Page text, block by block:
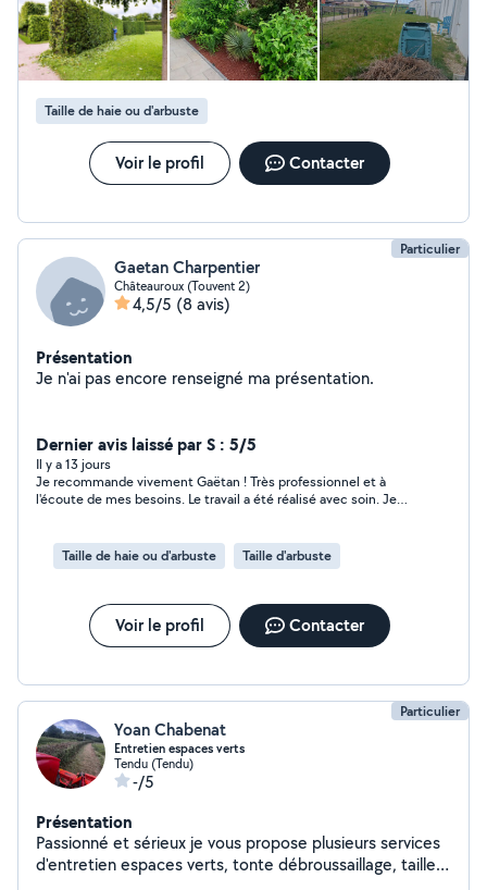
Taille de haie ou d'arbuste
Voir le profil Contacter
Particulier
Gaetan Charpentier
Châteauroux (Touvent 2)
4,5/5 (8 avis)
Présentation
Je n'ai pas encore renseigné ma présentation.
Dernier avis laissé par S : 5/5
Il y a 13 jours
Je recommande vivement Gaëtan ! Très professionnel et à
l'écoute de mes besoins. Le travail a été réalisé avec soin. Je
Taille de haie ou d'arbuste Taille d'arbuste
Voir le profil Contacter
Particulier
Yoan Chabenat
Entretien espaces verts
Tendu (Tendu)
-/5
Présentation
Passionné et sérieux je vous propose plusieurs services
d'entretien espaces verts, tonte débroussaillage, tailles